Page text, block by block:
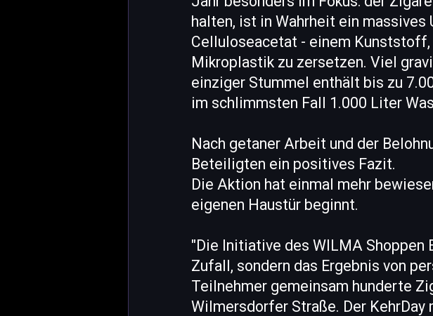
halten, ist in Wahrheit ein
Celluloseacetat - einem Kunststoff,
Mikroplastik zu zersetzen. Viel
einziger Stummel enthält bis zu
im schlimmsten Fall 1.000 Liter
Nach getaner Arbeit und der
Beteiligten ein positives Fazit.
Die Aktion hat einmal mehr
eigenen Haustür beginnt.
"Die Initiative des WILMA Shoppen
Zufall, sondern das Ergebnis von
Teilnehmer gemeinsam hunderte
Wilmersdorfer Straße. Der